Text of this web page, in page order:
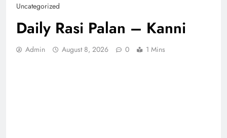
Uncategorized
Daily Rasi Palan – Kanni
Admin August 8, 2026 0 1 Mins